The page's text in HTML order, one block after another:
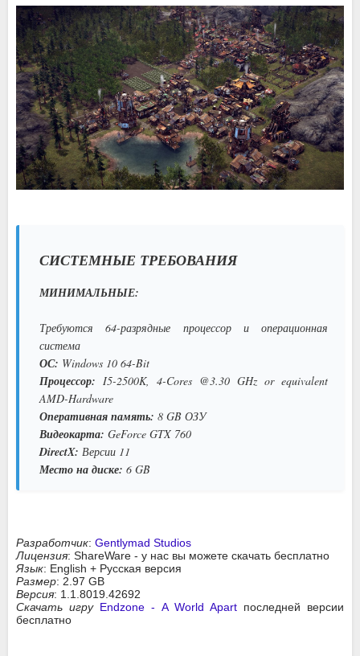
СИСТЕМНЫЕ ТРЕБОВАНИЯ
МИНИМАЛЬНЫЕ:
Требуются 64-разрядные процессор и операционная
система
ОС: Windows 10 64-Bit
Процессор: I5-2500K, 4-Cores @3.30 GHz or equivalent
AMD-Hardware
Оперативная память: 8 GB ОЗУ
Видеокарта: GeForce GTX 760
DirectX: Версии 11
Место на диске: 6 GB
Разработчик: Gentlymad Studios
Лицензия: ShareWare - у нас вы можете скачать бесплатно
Язык: English + Русская версия
Размер: 2.97 GB
Версия: 1.1.8019.42692
Скачать игру Endzone - A World Apartпоследней версии
бесплатно